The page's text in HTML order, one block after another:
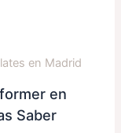
en
Saber